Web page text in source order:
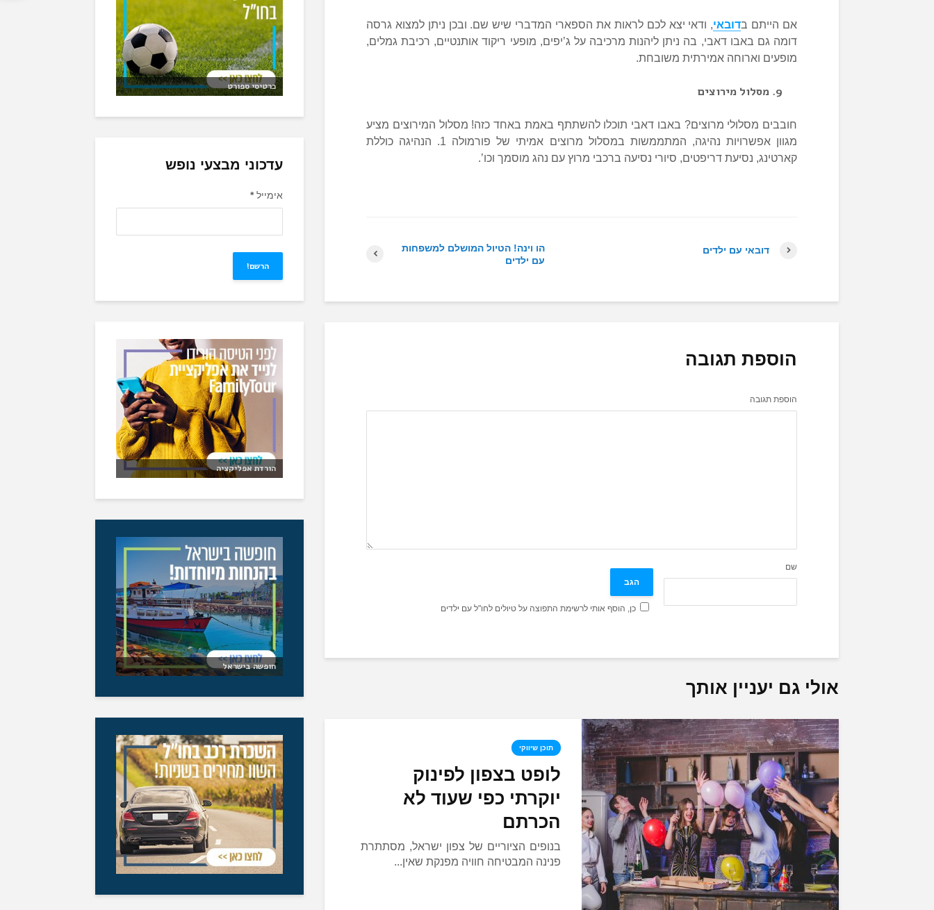
אם הייתם בדובאי, ודאי יצא לכם לראות את הספארי המדברי שיש שם. ובכן ניתן למצוא גרסה
דומה גם באבו דאבי, בה ניתן ליהנות מרכיבה על ג’יפים, מופעי ריקוד אותנטיים, רכיבת גמלים,
מופעים וארוחה אמירתית משובחת.
מסלול מירוצים
חובבים מסלולי מרוצים? באבו דאבי תוכלו להשתתף באמת באחד כזה! מסלול המירוצים מציע
מגוון אפשרויות נהיגה, המתממשות במסלול מרוצים אמיתי של פורמולה 1. הנהיגה כוללת
קארטינג, נסיעת דריפטים, סיורי נסיעה ברכבי מרוץ עם נהג מוסמך וכו’.
הו וינה! הטיול המושלם למשפחות
עם ילדים
דובאי עם ילדים
הוספת תגובה
הוספת תגובה
שם
כן, הוסף אותי לרשימת התפוצה על טיולים לחו"ל עם ילדים
אולי גם יעניין אותך
תוכן שיווקי
לופט בצפון לפינוק
יוקרתי כפי שעוד לא
הכרתם
בנופים הציוריים של צפון ישראל, מסתתרת
פנינה המבטיחה חוויה מפנקת שאין...
כרטיסי ספורט
עדכוני מבצעי נופש
אימייל*
הורדת אפליקציה
חופשה בישראל